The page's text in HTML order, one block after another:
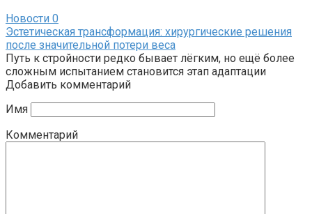
Новости 0
Эстетическая трансформация: хирургические решения
после значительной потери веса
Путь к стройности редко бывает лёгким, но ещё более
сложным испытанием становится этап адаптации
Добавить комментарий
Имя
Комментарий